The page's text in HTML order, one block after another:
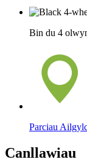
Bin du 4
Parciau
Canllawiau